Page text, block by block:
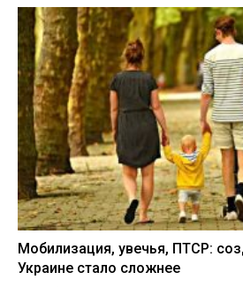
Мобилизация, увечья, ПТСР:
Украине стало сложнее